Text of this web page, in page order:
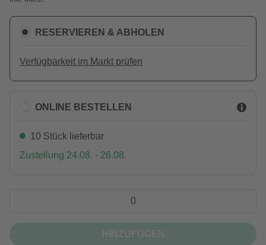
RESERVIEREN & ABHOLEN
Verfügbarkeit im Markt prüfen
ONLINE BESTELLEN
10 Stück lieferbar
Zustellung 24.08. - 26.08.